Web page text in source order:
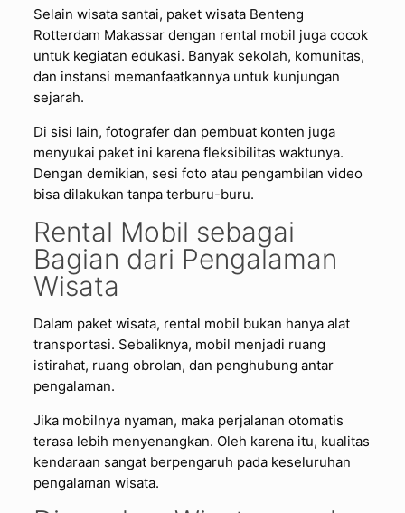
Selain wisata santai, paket wisata Benteng
Rotterdam Makassar dengan rental mobil juga cocok
untuk kegiatan edukasi. Banyak sekolah, komunitas,
dan instansi memanfaatkannya untuk kunjungan
sejarah.
Di sisi lain, fotografer dan pembuat konten juga
menyukai paket ini karena fleksibilitas waktunya.
Dengan demikian, sesi foto atau pengambilan video
bisa dilakukan tanpa terburu-buru.
Rental Mobil sebagai
Bagian dari Pengalaman
Wisata
Dalam paket wisata, rental mobil bukan hanya alat
transportasi. Sebaliknya, mobil menjadi ruang
istirahat, ruang obrolan, dan penghubung antar
pengalaman.
Jika mobilnya nyaman, maka perjalanan otomatis
terasa lebih menyenangkan. Oleh karena itu, kualitas
kendaraan sangat berpengaruh pada keseluruhan
pengalaman wisata.